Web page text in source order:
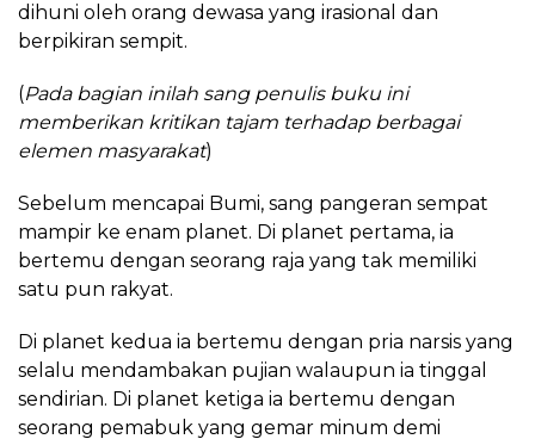
dihuni oleh orang dewasa yang irasional dan
berpikiran sempit.
(Pada bagian inilah sang penulis buku ini
memberikan kritikan tajam terhadap berbagai
elemen masyarakat)
Sebelum mencapai Bumi, sang pangeran sempat
mampir ke enam planet. Di planet pertama, ia
bertemu dengan seorang raja yang tak memiliki
satu pun rakyat.
Di planet kedua ia bertemu dengan pria narsis yang
selalu mendambakan pujian walaupun ia tinggal
sendirian. Di planet ketiga ia bertemu dengan
seorang pemabuk yang gemar minum demi